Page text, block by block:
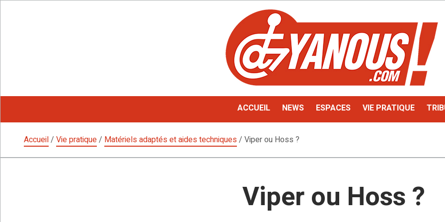
ACCUEIL NEWS ESPACES VIE PRATIQUE
Accueil/ Vie pratique/ Matériels adaptés et aides techniques/ Viper ou Hoss ?
Viper ou Hoss ?